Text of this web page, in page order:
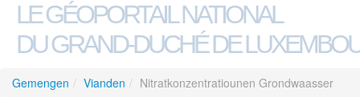
LE GÉOPORTAIL NATIONAL
DU GRAND-DUCHÉ DE
Gemengen / Vianden / Nitratkonzentratiounen Grondwaasser